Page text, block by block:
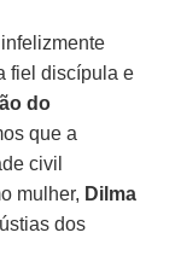
fiel discípula e
do
que a
civil
mulher, Dilma
dos